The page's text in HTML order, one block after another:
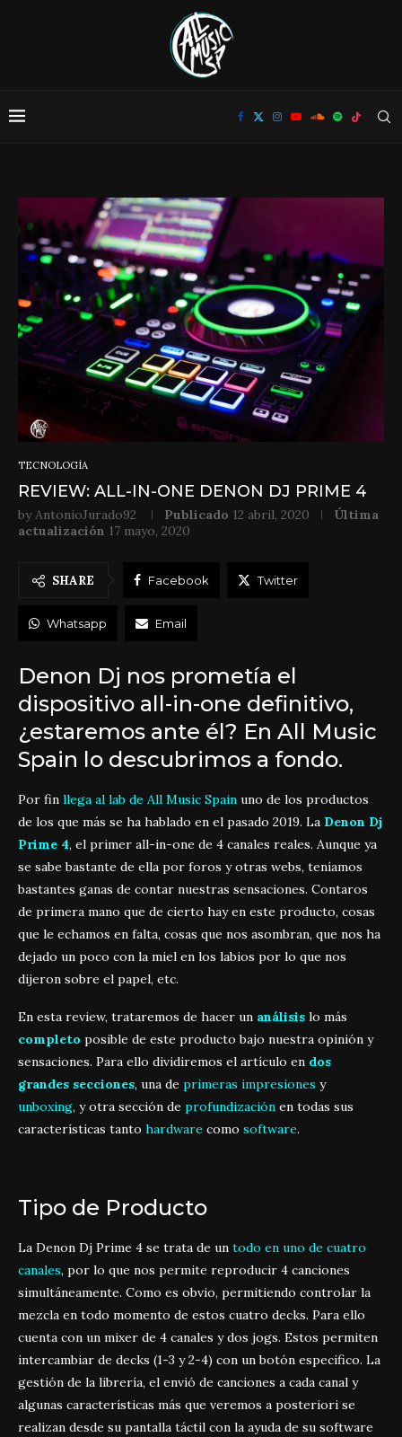
TECNOLOGÍA
REVIEW: ALL-IN-ONE DENON DJ PRIME 4
byAntonioJurado92 Publicado 12 abril, 2020
Última
actualización 17 mayo, 2020
SHARE Facebook Twitter
Whatsapp Email
Denon Dj nos prometía el
dispositivo all-in-one definitivo,
¿estaremos ante él? En All Music
Spain lo descubrimos a fondo.
Por fin llega al lab de All Music Spain uno de los productos
de los que más se ha hablado en el pasado 2019. La Denon Dj
Prime 4, el primer all-in-one de 4 canales reales. Aunque ya
se sabe bastante de ella por foros y otras webs, teníamos
bastantes ganas de contar nuestras sensaciones. Contaros
de primera mano que de cierto hay en este producto, cosas
que le echamos en falta, cosas que nos asombran, que nos ha
dejado un poco con la miel en los labios por lo que nos
dijeron sobre el papel, etc.
En esta review, trataremos de hacer un análisis lo más
completo posible de este producto bajo nuestra opinión y
sensaciones. Para ello dividiremos el artículo en dos
grandes secciones, una de primeras impresiones y
unboxing, y otra sección de profundización en todas sus
características tanto hardware como software.
Tipo de Producto
La Denon Dj Prime 4 se trata de un todo en uno de cuatro
canales, por lo que nos permite reproducir 4 canciones
simultáneamente. Como es obvio, permitiendo controlar la
mezcla en todo momento de estos cuatro decks. Para ello
cuenta con un mixer de 4 canales y dos jogs. Estos permiten
intercambiar de decks (1-3 y 2-4) con un botón especifico. La
gestión de la librería, el envió de canciones a cada canal y
algunas características más que veremos a posteriori se
realizan desde su pantalla táctil con la ayuda de su software